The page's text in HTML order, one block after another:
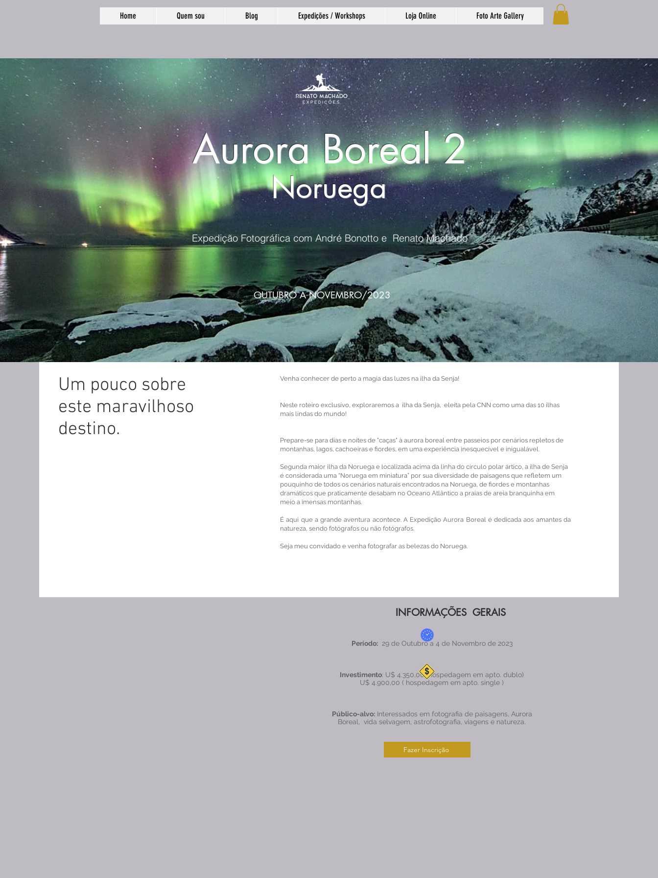
Home Quem sou Blog Expedições / Workshops Loja Online Foto Arte Gallery
Aurora Boreal 2
Noruega
Expedição Fotográfica com André Bonotto e Renato Machado
OUTUBRO A NOVEMBRO/2023
Um pouco sobre
este maravilhoso
destino.
Venha conhecer de perto a magia das luzes na ilha da Senja!
Neste roteiro exclusivo, exploraremos a ilha da Senja, eleita pela CNN como uma das 10 ilhas
mais lindas do mundo!
Prepare-se para dias e noites de "caças" à aurora boreal entre passeios por cenários repletos de
montanhas, lagos, cachoeiras e fiordes, em uma experiência inesquecível e inigualável.
Segunda maior ilha da Noruega e localizada acima da linha do círculo polar ártico, a ilha de Senja
é considerada uma “Noruega em miniatura” por sua diversidade de paisagens que refletem um
pouquinho de todos os cenários naturais encontrados na Noruega, de fiordes e montanhas
dramáticos que praticamente desabam no Oceano Atlântico a praias de areia branquinha em
meio a imensas montanhas.
É aqui que a grande aventura acontece. A Expedição Aurora Boreal é dedicada aos amantes da
natureza, sendo fotógrafos ou não fotógrafos.
Seja meu convidado e venha fotografar as belezas do Noruega.
Período:29 de Outubro a 4 de Novembro de 2023
Investimento: U$ 4.350,00( hospedagem em apto. dublo)
U$ 4.900,00 ( hospedagem em apto. single )
Público-alvo:Interessados em fotografia de paisagens, Aurora
Boreal, vida selvagem, astrofotografia, viagens e natureza.
Fazer Inscrição
INFORMAÇÕES GERAIS